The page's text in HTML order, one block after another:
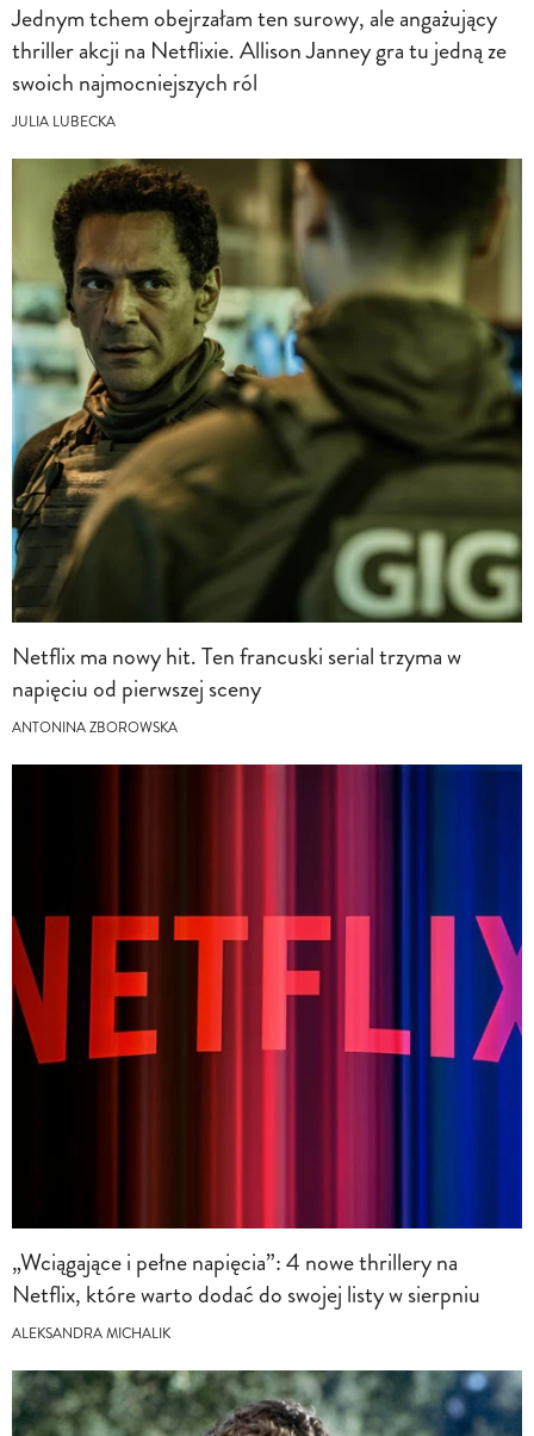
Jednym tchem obejrzałam ten surowy, ale angażujący
thriller akcji na Netflixie. Allison Janney gra tu jedną ze
swoich najmocniejszych ról
JULIA LUBECKA
Netflix ma nowy hit. Ten francuski serial trzyma w
napięciu od pierwszej sceny
ANTONINA ZBOROWSKA
„Wciągające i pełne napięcia”: 4 nowe thrillery na
Netflix, które warto dodać do swojej listy w sierpniu
ALEKSANDRA MICHALIK